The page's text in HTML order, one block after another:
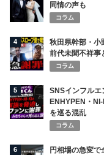
同情の声も
コラム
4
秋田県幹部・小
前代未聞不祥事
コラム
5
SNSインフル
ENHYPEN・
を巡る混乱
コラム
6
円相場の急変で